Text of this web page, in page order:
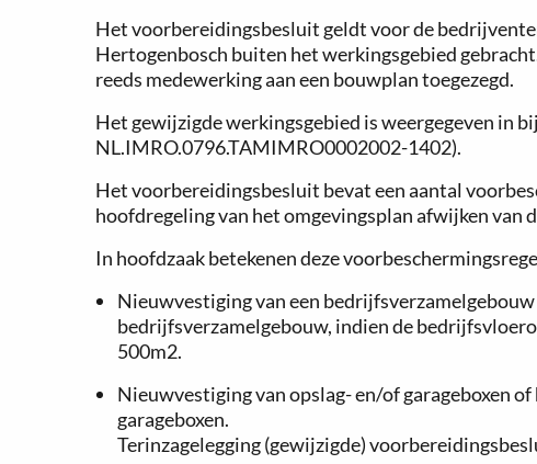
Het voorbereidingsbesluit geldt voor de
Hertogenbosch buiten het werkingsgebied
reeds medewerking aan een bouwplan toegezegd.
Het gewijzigde werkingsgebied is weergegeven in
NL.IMRO.0796.TAMIMRO0002002-1402).
Het voorbereidingsbesluit bevat een aantal
hoofdregeling van het omgevingsplan afwijken van
In hoofdzaak betekenen deze
Nieuwvestiging van een
bedrijfsverzamelgebouw, indien de
500m2.
Nieuwvestiging van opslag- en/of garageboxen
garageboxen.
Terinzagelegging (gewijzigde)